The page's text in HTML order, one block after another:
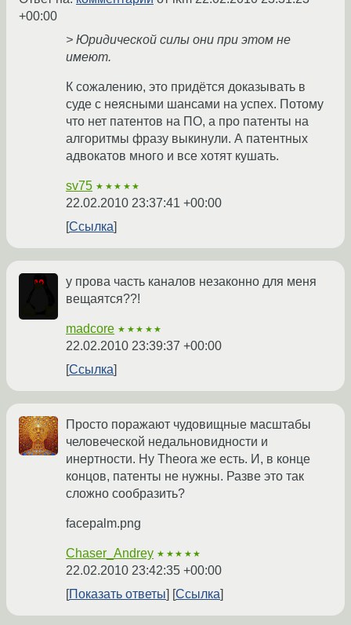
+00:00
> Юридической силы они при этом не
имеют.
К сожалению, это придётся доказывать в
суде с неясными шансами на успех. Потому
что нет патентов на ПО, а про патенты на
алгоритмы фразу выкинули. А патентных
адвокатов много и все хотят кушать.
sv75 ★★★★★
22.02.2010 23:37:41 +00:00
Ссылка
у прова часть каналов незаконно для меня
вещаятся??!
madcore ★★★★★
22.02.2010 23:39:37 +00:00
Ссылка
Просто поражают чудовищные масштабы
человеческой недальновидности и
инертности. Ну Theora же есть. И, в конце
концов, патенты не нужны. Разве это так
сложно сообразить?
facepalm.png
Chaser_Andrey ★★★★★
22.02.2010 23:42:35 +00:00
Показать ответы
Ссылка